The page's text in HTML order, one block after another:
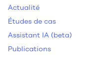
Actualité
Études de cas
Assistant IA (beta)
Publications